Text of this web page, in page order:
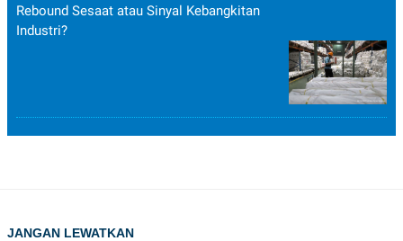
Rebound Sesaat atau Sinyal Kebangkitan
Industri?
JANGAN LEWATKAN